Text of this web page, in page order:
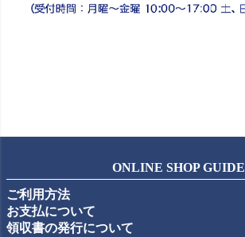
ONLINE SHOP GUIDE
ご利用方法
お支払について
領収書の発行について